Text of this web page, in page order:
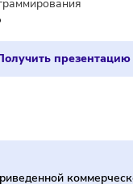
изданиях и
конкурсах и
и стабильным